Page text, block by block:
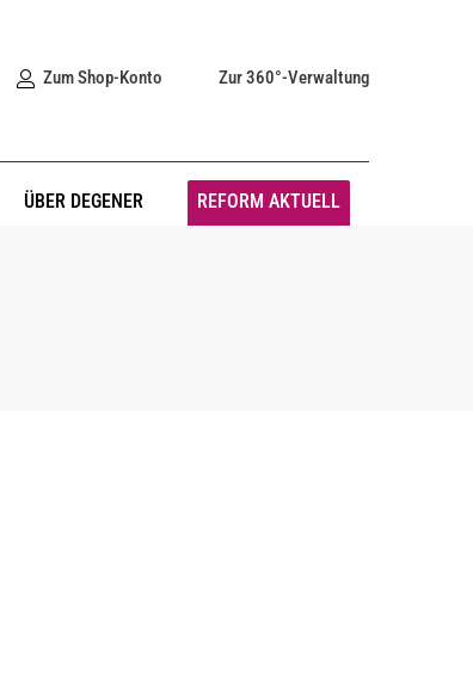
Zum Shop-Konto Zur 360°-Verwaltung
ÜBER DEGENER REFORM AKTUELL